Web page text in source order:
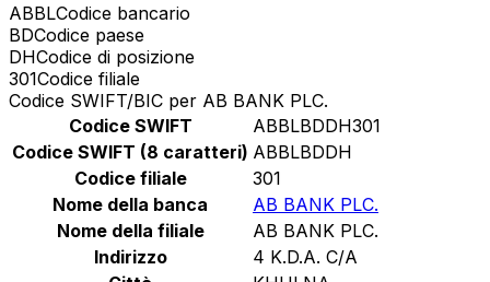
ABBLCodice bancario
BDCodice paese
DHCodice di posizione
301Codice filiale
Codice SWIFT/BIC per AB BANK PLC.
Codice SWIFT
ABBLBDDH301
Codice SWIFT (8 caratteri) ABBLBDDH
Codice filiale
301
Nome della banca
AB BANK PLC.
Nome della filiale
AB BANK PLC.
Indirizzo
4 K.D.A. C/A